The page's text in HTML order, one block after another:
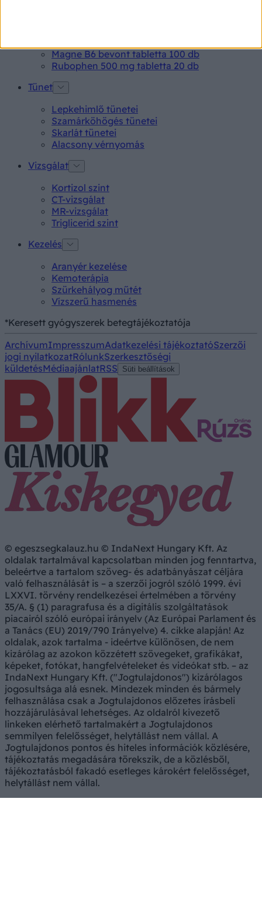
Magne B6 bevont tabletta 100 db
Rubophen 500 mg tabletta 20 db
Tünet
Lepkehimlő tünetei
Szamárköhögés tünetei
Skarlát tünetei
Alacsony vérnyomás
Vizsgálat
Kortizol szint
CT-vizsgálat
MR-vizsgálat
Triglicerid szint
Kezelés
Aranyér kezelése
Kemoterápia
Szürkehályog műtét
Vízszerű hasmenés
*Keresett gyógyszerek betegtájékoztatója
ArchívumImpresszumAdatkezelési tájékoztatóSzerzői
jogi nyilatkozatRólunkSzerkesztőségi
küldetésMédiaajánlatRSS Süti beállítások
© egeszsegkalauz.hu © IndaNext Hungary Kft. Az
oldalak tartalmával kapcsolatban minden jog fenntartva,
beleértve a tartalom szöveg- és adatbányászat céljára
való felhasználását is – a szerzői jogról szóló 1999. évi
LXXVI. törvény rendelkezései értelmében a törvény
35/A. § (1) paragrafusa és a digitális szolgáltatások
piacairól szóló európai irányelv (Az Európai Parlament és
a Tanács (EU) 2019/790 Irányelve) 4. cikke alapján! Az
oldalak, azok tartalma - ideértve különösen, de nem
kizárólag az azokon közzétett szövegeket, grafikákat,
képeket, fotókat, hangfelvételeket és videókat stb. – az
IndaNext Hungary Kft. ("Jogtulajdonos") kizárólagos
jogosultsága alá esnek. Mindezek minden és bármely
felhasználása csak a Jogtulajdonos előzetes írásbeli
hozzájárulásával lehetséges. Az oldalról kivezető
linkeken elérhető tartalmakért a Jogtulajdonos
semmilyen felelősséget, helytállást nem vállal. A
Jogtulajdonos pontos és hiteles információk közlésére,
tájékoztatás megadására törekszik, de a közlésből,
tájékoztatásból fakadó esetleges károkért felelősséget,
helytállást nem vállal.